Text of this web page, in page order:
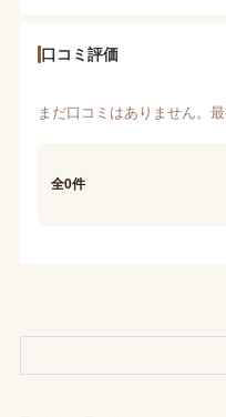
口コミ評価
まだ口コミはありません。
全0件